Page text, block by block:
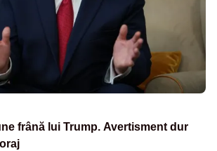
frână lui Trump. Avertisment dur